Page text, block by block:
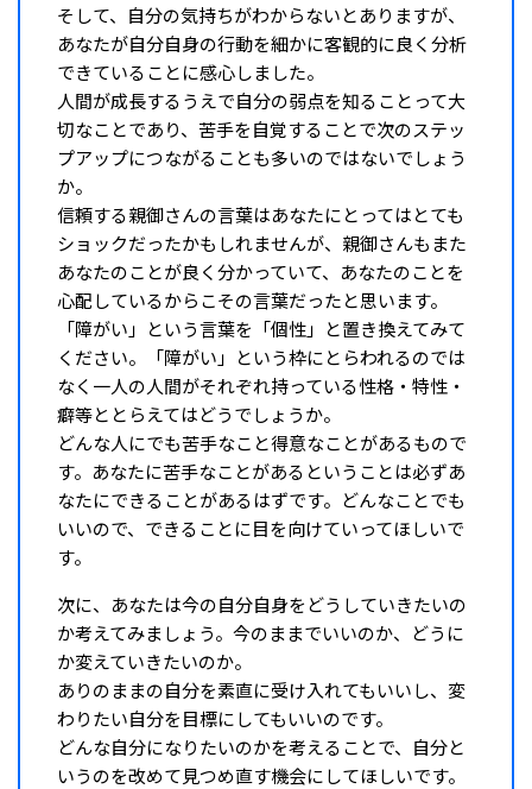
そして、自分の気持ちがわからないとありますが、
あなたが自分自身の行動を細かに客観的に良く分析
できていることに感心しました。
人間が成長するうえで自分の弱点を知ることって大
切なことであり、苦手を自覚することで次のステッ
プアップにつながることも多いのではないでしょう
か。
信頼する親御さんの言葉はあなたにとってはとても
ショックだったかもしれませんが、親御さんもまた
あなたのことが良く分かっていて、あなたのことを
心配しているからこその言葉だったと思います。
「障がい」という言葉を「個性」と置き換えてみて
ください。「障がい」という枠にとらわれるのでは
なく一人の人間がそれぞれ持っている性格・特性・
癖等ととらえてはどうでしょうか。
どんな人にでも苦手なこと得意なことがあるもので
す。あなたに苦手なことがあるということは必ずあ
なたにできることがあるはずです。どんなことでも
いいので、できることに目を向けていってほしいで
す。
次に、あなたは今の自分自身をどうしていきたいの
か考えてみましょう。今のままでいいのか、どうに
か変えていきたいのか。
ありのままの自分を素直に受け入れてもいいし、変
わりたい自分を目標にしてもいいのです。
どんな自分になりたいのかを考えることで、自分と
いうのを改めて見つめ直す機会にしてほしいです。